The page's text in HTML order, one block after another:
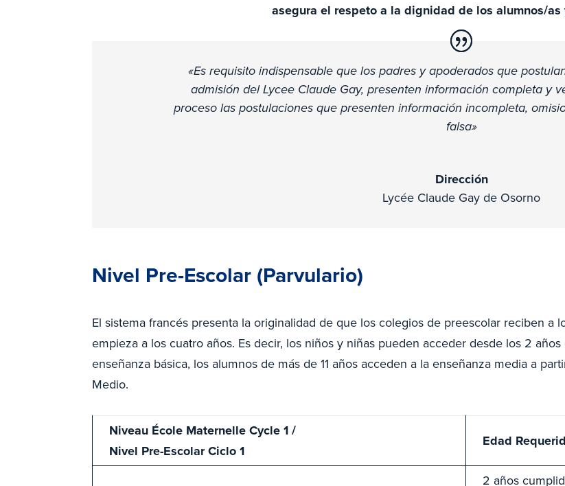
asegura el respeto a la dignidad de los alumnos/as
«Es requisito indispensable que los padres y apoderados que
admisión del Lycee Claude Gay, presenten información completa y
proceso las postulaciones que presenten información incompleta,
falsa»
Dirección
Lycée Claude Gay de Osorno
Nivel Pre-Escolar (Parvulario)
El sistema francés presenta la originalidad de que los colegios de preescolar reciben a
empieza a los cuatro años. Es decir, los niños y niñas pueden acceder desde los 2
enseñanza básica, los alumnos de más de 11 años acceden a la enseñanza media a
Medio.
Niveau École Maternelle Cycle 1 /
Nivel Pre-Escolar Ciclo 1
Edad
2 años